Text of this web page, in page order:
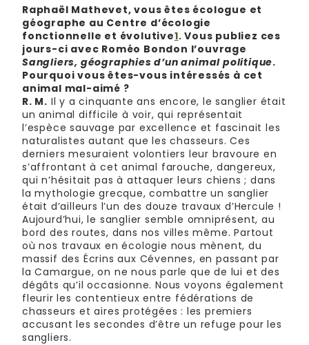
Raphaël Mathevet, vous êtes écologue et
géographe au Centre d’écologie
fonctionnelle et évolutive1. Vous publiez ces
jours-ci avec Roméo Bondon l’ouvrage
Sangliers, géographies d’un animal politique.
Pourquoi vous êtes-vous intéressés à cet
animal mal-aimé ?
R. M. Il y a cinquante ans encore, le sanglier était
un animal difficile à voir, qui représentait
l’espèce sauvage par excellence et fascinait les
naturalistes autant que les chasseurs. Ces
derniers mesuraient volontiers leur bravoure en
s’affrontant à cet animal farouche, dangereux,
qui n’hésitait pas à attaquer leurs chiens ; dans
la mythologie grecque, combattre un sanglier
était d’ailleurs l’un des douze travaux d’Hercule !
Aujourd’hui, le sanglier semble omniprésent, au
bord des routes, dans nos villes même. Partout
où nos travaux en écologie nous mènent, du
massif des Écrins aux Cévennes, en passant par
la Camargue, on ne nous parle que de lui et des
dégâts qu’il occasionne. Nous voyons également
fleurir les contentieux entre fédérations de
chasseurs et aires protégées : les premiers
accusant les secondes d’être un refuge pour les
sangliers.